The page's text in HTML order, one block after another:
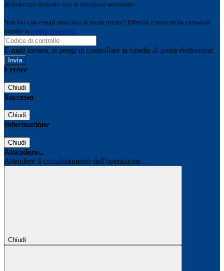
all'indirizzo indicato con le istruzioni necessarie.
Non hai una e-mail associata al nome utente? Effettua il reset della password
tramite la Login Spaggiari
E-mail inviata, si prega di controllare la casella di posta elettronica!
Errore
Chiudi
Successo
Chiudi
Informazione
Chiudi
Attendere...
Attendere il completamento dell'operazione...
Chiudi